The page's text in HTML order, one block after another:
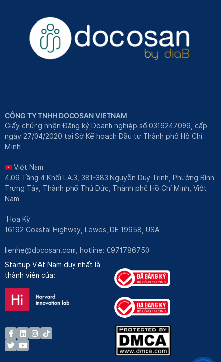
CÔNG TY TNHH DOCOSAN VIETNAM
Giấy chứng nhận Đăng ký Doanh nghiệp số 0316247099, cấp
ngày 27/04/2020 tại Sở Kế hoạch Đầu tư Thành phố Hồ Chí
Minh
Việt Nam
4.09 Tầng 4 Khối LA.3, 381-383 Nguyễn Duy Trinh, Phường Bình
Trưng Tây, Thành phố Thủ Đức, Thành phố Hồ Chí Minh, Việt
Nam
Hoa Kỳ
16192 Coastal Highway, Lewes, DE 19958, USA
lienhe@docosan.com , hotline: 0971786750
Startup Việt Nam duy nhất là
thành viên của: